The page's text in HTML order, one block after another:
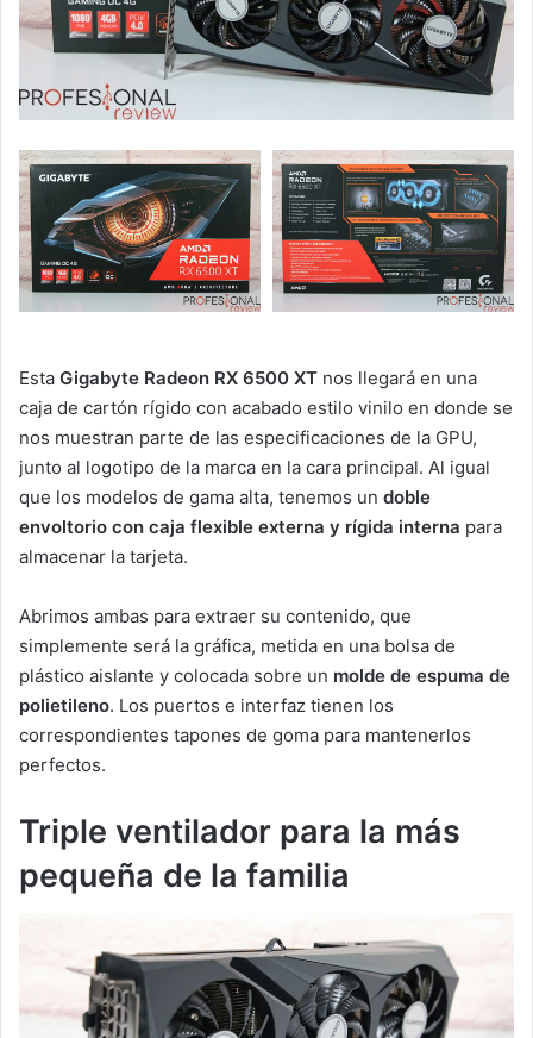
Esta Gigabyte Radeon RX 6500 XT nos llegará en una
caja de cartón rígido con acabado estilo vinilo en donde se
nos muestran parte de las especificaciones de la GPU,
junto al logotipo de la marca en la cara principal. Al igual
que los modelos de gama alta, tenemos un doble
envoltorio con caja flexible externa y rígida interna para
almacenar la tarjeta.
Abrimos ambas para extraer su contenido, que
simplemente será la gráfica, metida en una bolsa de
plástico aislante y colocada sobre un molde de espuma de
polietileno. Los puertos e interfaz tienen los
correspondientes tapones de goma para mantenerlos
perfectos.
Triple ventilador para la más
pequeña de la familia